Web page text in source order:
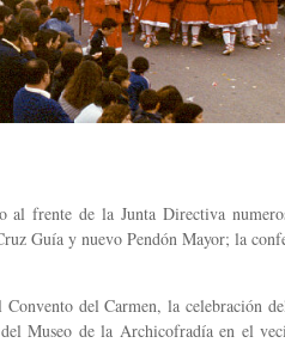
frente de la Junta Directiva
Guía y nuevo Pendón Mayor; la
del Carmen, la celebración
Museo de la Archicofradía en el